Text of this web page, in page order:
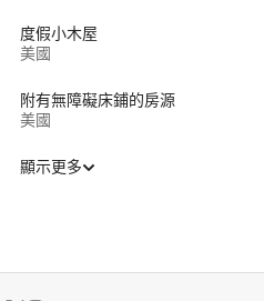
度假小木屋
美國
附有無障礙床鋪的房源
美國
顯示更多